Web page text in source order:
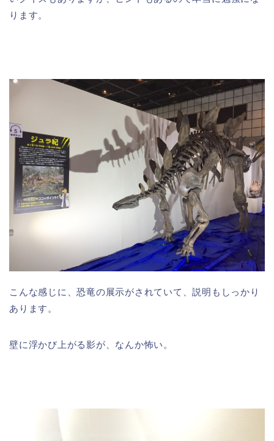
ります。
こんな感じに、恐竜の展示がされていて、説明もしっかり
あります。
壁に浮かび上がる影が、なんか怖い。